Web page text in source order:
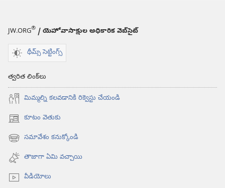
JW.ORG® / యెహోవాసాక్షుల అధికారిక వెబ్‌సైట్‌
థీమ్స్ సెట్టింగ్స్
త్వరిత లింక్‌లు
మిమ్మల్ని కలవడానికి రిక్వెస్టు చేయండి
కూటం వెతుకు
(కొత్త
విండో
ఓపెన్‌
అవుతుంది)
సమావేశం కనుక్కోండి
(కొత్త
విండో
ఓపెన్‌
అవుతుంది)
తాజాగా ఏమి వచ్చాయి
వీడియోలు